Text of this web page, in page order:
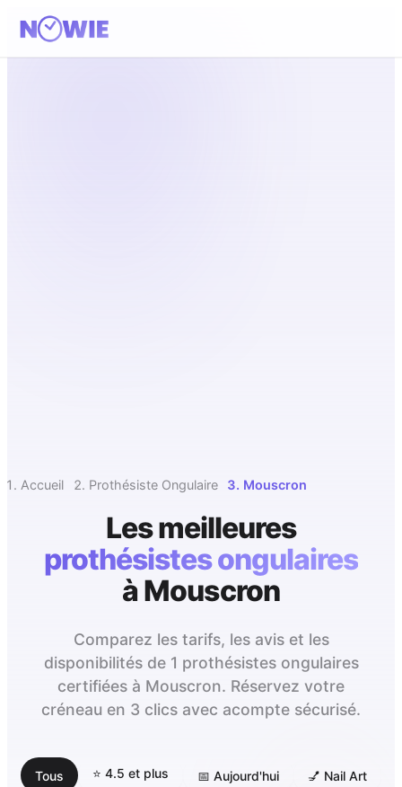
Accueil Prothésiste Ongulaire Mouscron
Les meilleures
prothésistes ongulaires
àMouscron
Comparez les tarifs, les avis et les
disponibilités de 1 prothésistes ongulaires
certifiées à Mouscron. Réservez votre
créneau en 3 clics avec acompte sécurisé.
Tous ⭐ 4.5 et plus 📅 Aujourd'hui 💅 Nail Art